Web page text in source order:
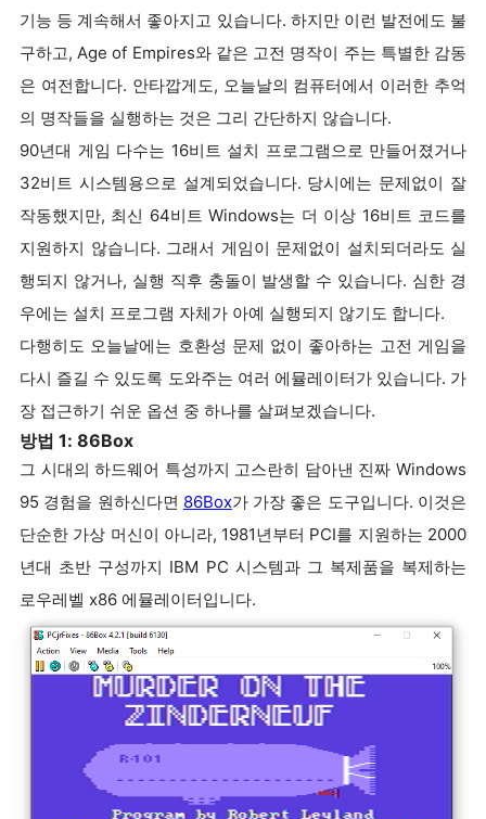
기능 등 계속해서 좋아지고 있습니다. 하지만 이런 발전에도 불
구하고, Age of Empires와 같은 고전 명작이 주는 특별한 감동
은 여전합니다. 안타깝게도, 오늘날의 컴퓨터에서 이러한 추억
의 명작들을 실행하는 것은 그리 간단하지 않습니다.
90년대 게임 다수는 16비트 설치 프로그램으로 만들어졌거나
32비트 시스템용으로 설계되었습니다. 당시에는 문제없이 잘
작동했지만, 최신 64비트 Windows는 더 이상 16비트 코드를
지원하지 않습니다. 그래서 게임이 문제없이 설치되더라도 실
행되지 않거나, 실행 직후 충돌이 발생할 수 있습니다. 심한 경
우에는 설치 프로그램 자체가 아예 실행되지 않기도 합니다.
다행히도 오늘날에는 호환성 문제 없이 좋아하는 고전 게임을
다시 즐길 수 있도록 도와주는 여러 에뮬레이터가 있습니다. 가
장 접근하기 쉬운 옵션 중 하나를 살펴보겠습니다.
방법 1: 86Box
그 시대의 하드웨어 특성까지 고스란히 담아낸 진짜 Windows
95 경험을 원하신다면 86Box가 가장 좋은 도구입니다. 이것은
단순한 가상 머신이 아니라, 1981년부터 PCI를 지원하는 2000
년대 초반 구성까지 IBM PC 시스템과 그 복제품을 복제하는
로우레벨 x86 에뮬레이터입니다.